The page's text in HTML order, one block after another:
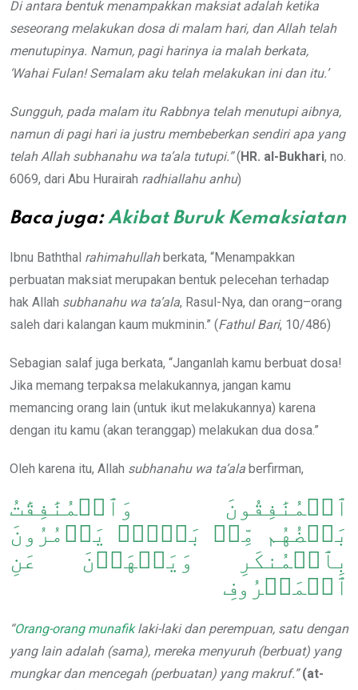
Di antara bentuk menampakkan maksiat adalah ketika
seseorang melakukan dosa di malam hari, dan Allah telah
menutupinya. Namun, pagi harinya ia malah berkata,
‘Wahai Fulan! Semalam aku telah melakukan ini dan itu.’
Sungguh, pada malam itu Rabbnya telah menutupi aibnya,
namun di pagi hari ia justru membeberkan sendiri apa yang
telah Allah subhanahu wa ta’ala tutupi.”(HR. al-Bukhari, no.
6069, dari Abu Hurairah radhiallahu anhu)
Baca juga:Akibat Buruk Kemaksiatan
Ibnu Baththal rahimahullahberkata, “Menampakkan
perbuatan maksiat merupakan bentuk pelecehan terhadap
hak Allah subhanahu wa ta’ala, Rasul-Nya, dan orang–orang
saleh dari kalangan kaum mukminin.” (Fathul Bari, 10/486)
Sebagian salaf juga berkata, “Janganlah kamu berbuat dosa!
Jika memang terpaksa melakukannya, jangan kamu
memancing orang lain (untuk ikut melakukannya) karena
dengan itu kamu (akan teranggap) melakukan dua dosa.”
Oleh karena itu, Allah subhanahu wa ta’ala berfirman,
ٱلۡمُنَٰفِقُونَ وَٱلۡمُنَٰفِقَٰتُ
بَعۡضُهُم مِّنۢ بَعۡضٖۚ يَأۡمُرُونَ
بِٱلۡمُنكَرِ وَيَنۡهَوۡنَ عَنِ
ٱلۡمَعۡرُوفِ
“Orang-orang munafiklaki-laki dan perempuan, satudengan
yang lain adalah (sama), mereka menyuruh (berbuat) yang
mungkar dan mencegah (perbuatan) yang makruf.” (at-